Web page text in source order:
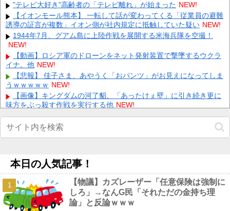
【悲報】 マイナ保険証のクソぶり、バレるｗｗｗｗｗｗｗｗｗ
NEW!
【画像】 週刊少年ジャンプ、「ロクのおかしな家」とかいう微妙
な漫画を巻頭カラーにしたせいで100万部切る NEW!
飲み屋でケンカした相手をコロした男の弁護をした。そして数年
後、因果応報を思わせる出来事が… NEW!
【警告】 医師「米国では”ヘロインと同じくらいヤバい薬”が日本
では平気で処方されてる」 NEW!
Powered by livedoor 相互RSS
"テレビ大好き"高齢者の「テレビ離れ」が始まった NEW!
【イオンモール熊本】 一転して話が変わってくる「従業員の避難
誘導の証言が複数」イオン側が社内規定に抵触していた疑い NEW!
1944年7月、グアム島に上陸作戦を展開する米海兵隊を空撮！
NEW!
【動画】ロシア軍のドローンをネット発射装置で撃墜するウクラ
イナ。他 NEW!
【悲報】 佳子さま、あやうく「おパンツ」がお見えになってしま
うｗｗｗｗｗ NEW!
【画像】キングダムの河了貂、「あったけぇ壁」に引き続き更に
味方をぶっ殺す作戦を実行する他 NEW!
【画像】 加藤綾子アナ、無防備パ○チラ撮られちゃう NEW!
2026スーパーフォーミュラ第8戦「SUGO」決勝結果他
【動画】 歌舞伎町女子さん、ラブホに行きたすぎてご乱心ｗｗｗ
論争になった「ディスク販売終了」、カプコンの回答と衝撃の詳
細がコチラ・・・「え？ウチはデジタルが9割なんで特に影響ない
っすよｗ」他 NEW!
【速報】習近平が愛国心を煽った結果、日本兵を撃退する「抗日
テーマパーク」が各地で人気 1000人超が軍服姿で一斉突撃！他
NEW!
本日の人気記事！
【物議】カズレーザー「任意保険は強制に
しろ」→なんG民「それただの金持ち理
論」と反論ｗｗｗ